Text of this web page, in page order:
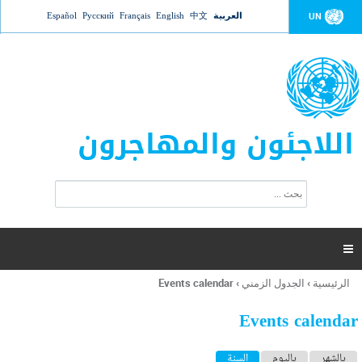
Jump to navigation UN العربية 中文
English
Français
Русский
Español
اللاجئون والمهاجرون
ت
ر
ل
ح
ب

أنت
هنا
الرئيسية › الجدول الزمني ›
Events calendar
Events calendar